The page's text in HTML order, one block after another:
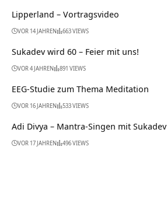
Lipperland‏‎ – Vortragsvideo
VOR 14 JAHREN 663 VIEWS
Sukadev wird 60 – Feier mit uns!
VOR 4 JAHREN 891 VIEWS
EEG-Studie zum Thema Meditation
VOR 16 JAHREN 533 VIEWS
Adi Divya – Mantra-Singen mit Sukadev
VOR 17 JAHREN 496 VIEWS